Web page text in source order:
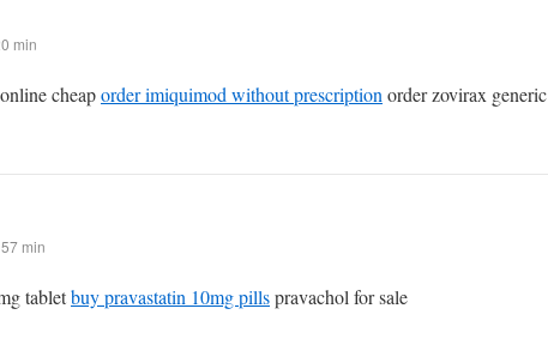
min
cheaporder imiquimod without prescription order zovirax generic
min
tabletbuy pravastatin 10mg pillspravachol for sale